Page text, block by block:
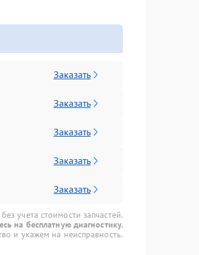
Заказать
Заказать
Заказать
Заказать
Заказать
учета стоимости запчастей.
на бесплатную диагностику.
и укажем на неисправность.